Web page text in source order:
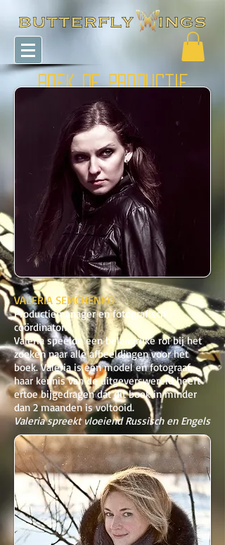
BOEK DE PRODUCTIE
VALERIA SEMCHENKO
Productiemanager en fotografisch
coördinator.
Valeria speelde een belangrijke rol bij het
zoeken naar alle afbeeldingen voor het
boek. Valeria is een model en fotograaf,
haar kennis van de uitgeverswereld heeft
ertoe bijgedragen dat dit boek in minder
dan 2 maanden is voltooid.
Valeria spreekt vloeiend Russisch en Engels